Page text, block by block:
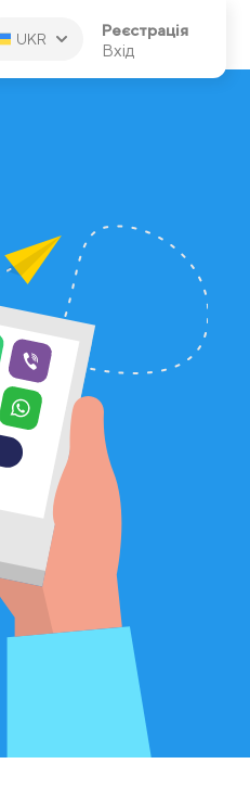
UKR Реєстрація
Вхід